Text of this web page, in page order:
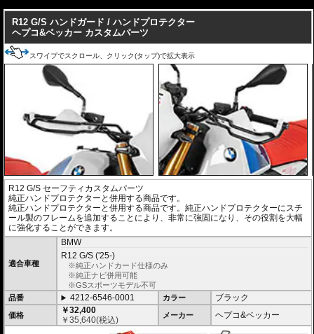
R12 G/S ハンドガード / ハンドプロテクター
ヘプコ&ベッカー カスタムパーツ
スワイプでスクロール、クリック(タップ)で拡大表示
R12 G/S セーフティカスタムパーツ
純正ハンドプロテクターと併用する商品です。
純正ハンドプロテクターと併用する商品です。純正ハンドプロテクターにスチ
ール製のフレームを追加することにより、非常に強固になり、その役割を大幅
に強化することができます。
適合車種
BMW
R12 G/S ('25-)
※純正ハンドカード仕様のみ
※純正ナビ併用可能
※GSスポーツモデル不可
品番
4212-6546-0001 カラー ブラック
価格
￥32,400
￥35,640(税込) メーカー ヘプコ&ベッカー